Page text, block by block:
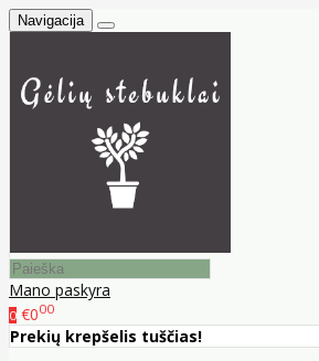
Navigacija
Mano paskyra
0 €000
Prekių krepšelis tuščias!